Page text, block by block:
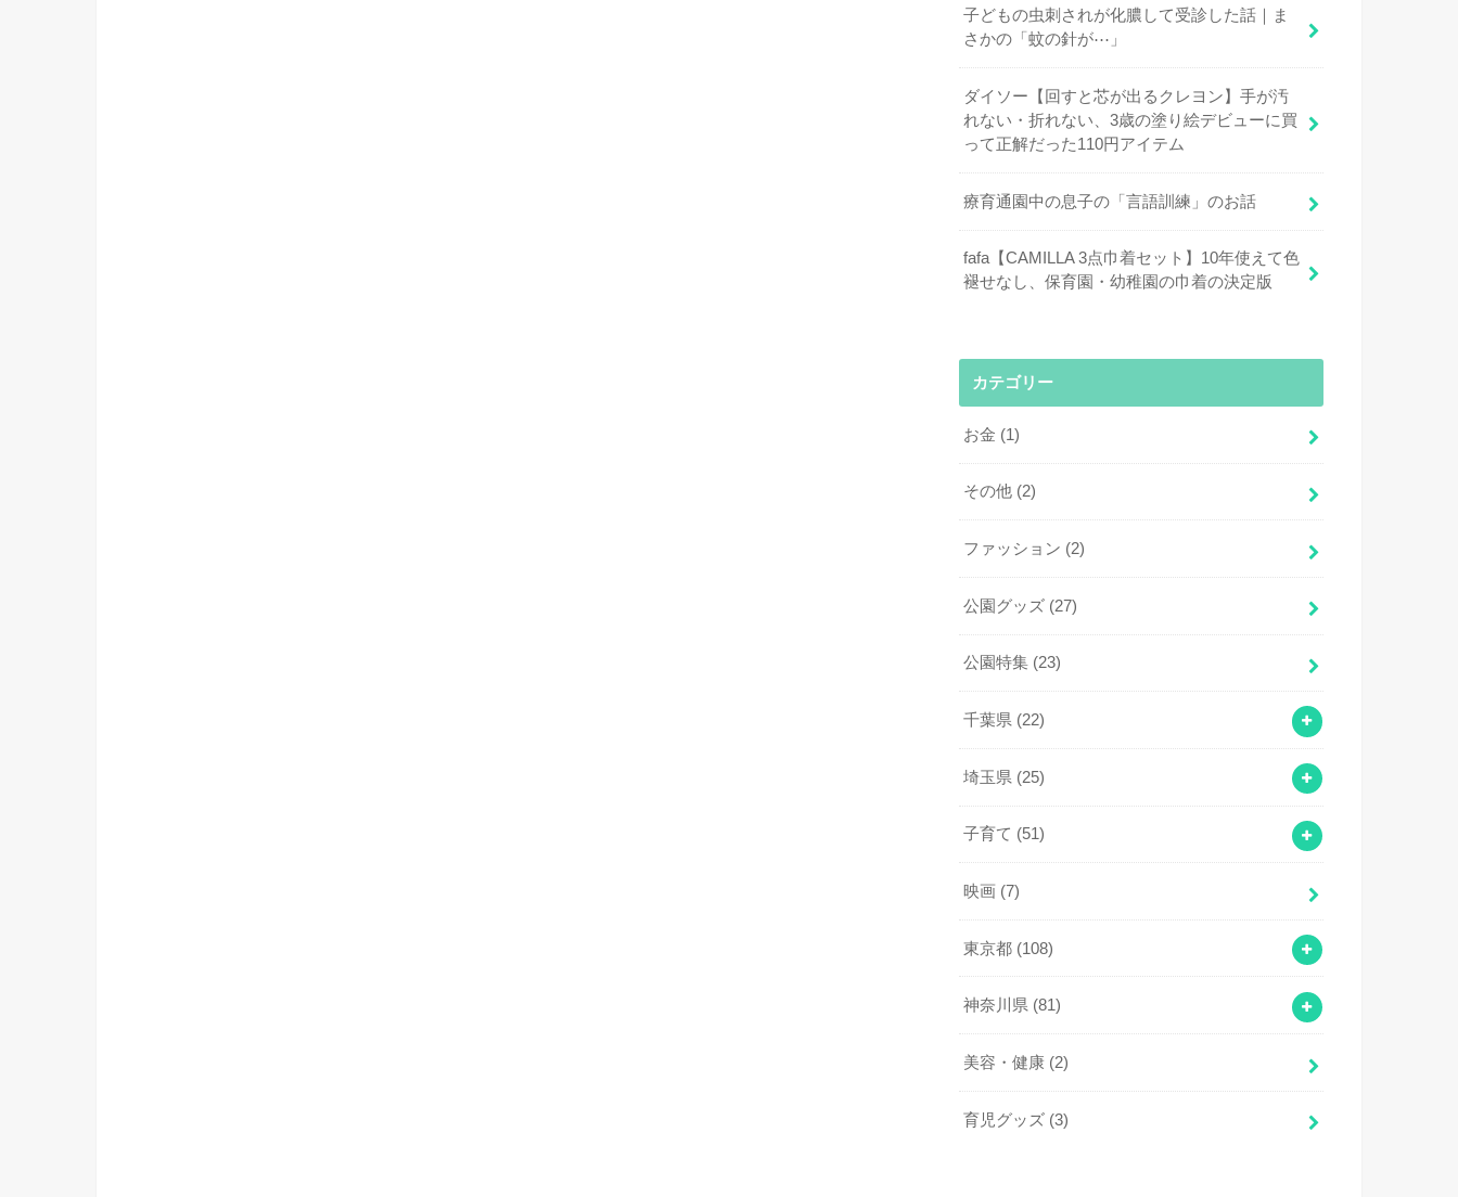
子どもの虫刺されが化膿して受診した話｜ま
さかの「蚊の針が⋯」
ダイソー【回すと芯が出るクレヨン】手が汚
れない・折れない、3歳の塗り絵デビューに買
って正解だった110円アイテム
療育通園中の息子の「言語訓練」のお話
fafa【CAMILLA 3点巾着セット】10年使えて色
褪せなし、保育園・幼稚園の巾着の決定版
カテゴリー
お金 (1)
その他 (2)
ファッション (2)
公園グッズ (27)
公園特集 (23)
千葉県 (22)
埼玉県 (25)
子育て (51)
映画 (7)
東京都 (108)
神奈川県 (81)
美容・健康 (2)
育児グッズ (3)